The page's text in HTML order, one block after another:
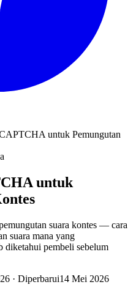
untuk Pemungutan
untuk
suara kontes — cara
suara mana yang
diketahui pembeli sebelum
· Diperbarui14 Mei 2026